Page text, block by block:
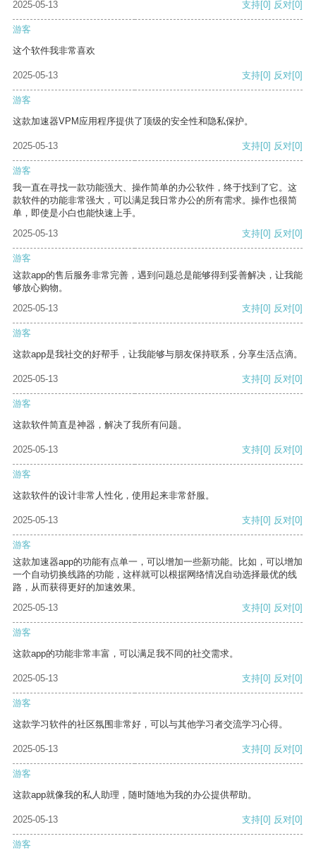
2025-05-13 支持[0] 反对[0]
游客
这个软件我非常喜欢
2025-05-13 支持[0] 反对[0]
游客
这款加速器VPM应用程序提供了顶级的安全性和隐私保护。
2025-05-13 支持[0] 反对[0]
游客
我一直在寻找一款功能强大、操作简单的办公软件，终于找到了它。这
款软件的功能非常强大，可以满足我日常办公的所有需求。操作也很简
单，即使是小白也能快速上手。
2025-05-13
支持[0] 反对[0]
游客
这款app的售后服务非常完善，遇到问题总是能够得到妥善解决，让我能
够放心购物。
2025-05-13
支持[0] 反对[0]
游客
这款app是我社交的好帮手，让我能够与朋友保持联系，分享生活点滴。
2025-05-13 支持[0] 反对[0]
游客
这款软件简直是神器，解决了我所有问题。
2025-05-13 支持[0] 反对[0]
游客
这款软件的设计非常人性化，使用起来非常舒服。
2025-05-13 支持[0] 反对[0]
游客
这款加速器app的功能有点单一，可以增加一些新功能。比如，可以增加
一个自动切换线路的功能，这样就可以根据网络情况自动选择最优的线
路，从而获得更好的加速效果。
2025-05-13
支持[0] 反对[0]
游客
这款app的功能非常丰富，可以满足我不同的社交需求。
2025-05-13 支持[0] 反对[0]
游客
这款学习软件的社区氛围非常好，可以与其他学习者交流学习心得。
2025-05-13 支持[0] 反对[0]
游客
这款app就像我的私人助理，随时随地为我的办公提供帮助。
2025-05-13 支持[0] 反对[0]
游客